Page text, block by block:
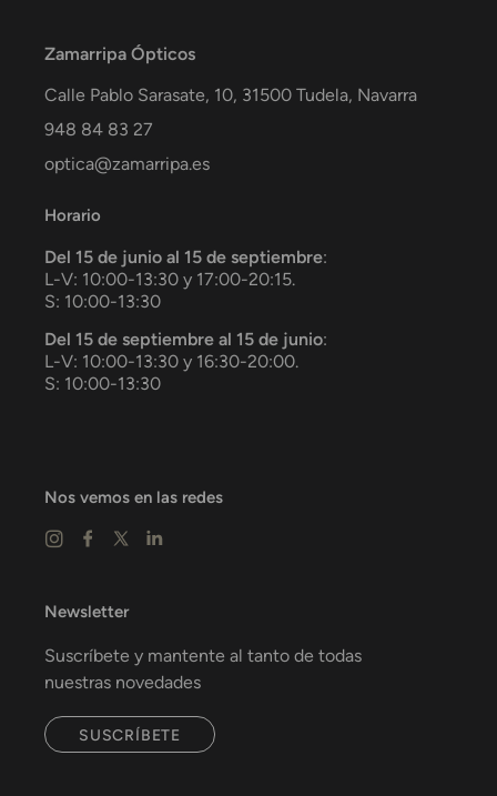
Zamarripa Ópticos
Calle Pablo Sarasate, 10, 31500 Tudela, Navarra
948 84 83 27
optica@zamarripa.es
Horario
Del 15 de junio al 15 de septiembre:
L-V: 10:00-13:30 y 17:00-20:15.
S: 10:00-13:30
Del 15 de septiembre al 15 de junio:
L-V: 10:00-13:30 y 16:30-20:00.
S: 10:00-13:30
Nos vemos en las redes
Newsletter
Suscríbete y mantente al tanto de todas
nuestras novedades
SUSCRÍBETE